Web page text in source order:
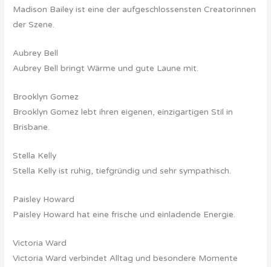
Madison Bailey ist eine der aufgeschlossensten Creatorinnen
der Szene.
Aubrey Bell
Aubrey Bell bringt Wärme und gute Laune mit.
Brooklyn Gomez
Brooklyn Gomez lebt ihren eigenen, einzigartigen Stil in
Brisbane.
Stella Kelly
Stella Kelly ist ruhig, tiefgründig und sehr sympathisch.
Paisley Howard
Paisley Howard hat eine frische und einladende Energie.
Victoria Ward
Victoria Ward verbindet Alltag und besondere Momente